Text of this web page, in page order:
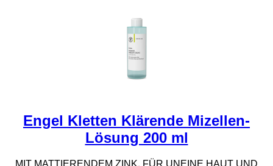
Engel Kletten Klärende Mizellen-
Lösung 200 ml
MIT MATTIERENDEM ZINK. FÜR UNEINE HAUT UND